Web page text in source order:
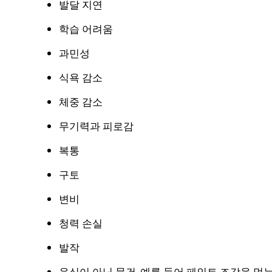
발달 지연
학습 어려움
과민성
식욕 감소
체중 감소
무기력과 피로감
복통
구토
변비
청력 손실
발작